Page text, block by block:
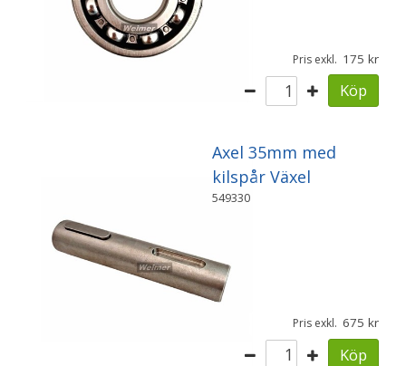
Pris exkl. 175
Köp
Axel 35mm med
kilspår Växel
549330
Pris exkl. 675
Köp